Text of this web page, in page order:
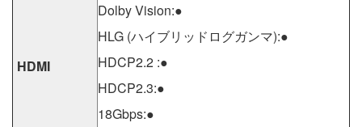
HDMI
Dolby Vision:●
HLG (ハイブリッドログガンマ):●
HDCP2.2 :●
HDCP2.3:●
18Gbps:●